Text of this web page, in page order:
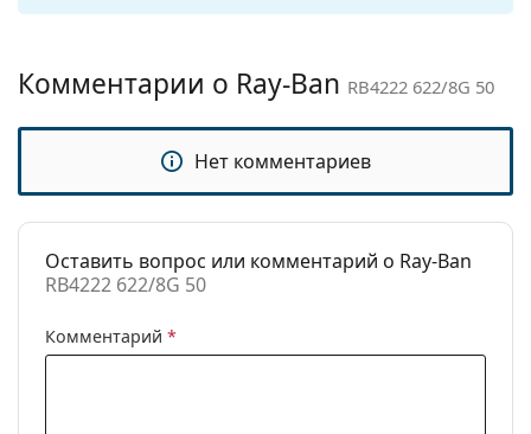
Другое
Категория:
Солнцезащитные очки
Бренд:
Ray-Ban
Использование:
Мода
Комментарии о Ray-Ban RB4222 622/8G 50
Нет комментариев
Оставить вопрос или комментарий о Ray-Ban
RB4222 622/8G 50
Комментарий *